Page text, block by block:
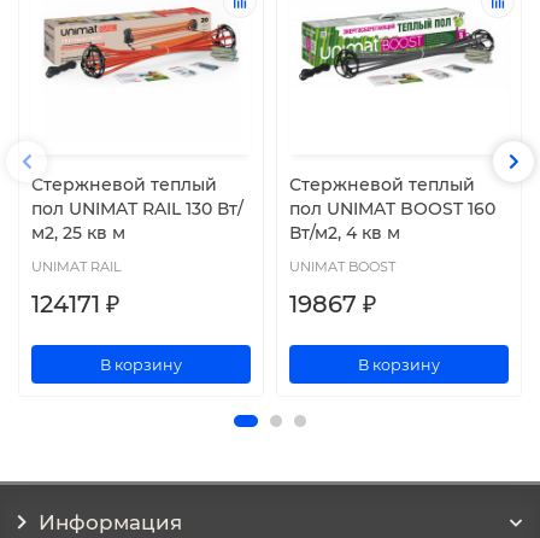
Стержневой теплый
пол UNIMAT RAIL 130 Вт/
м2, 25 кв м
UNIMAT RAIL
124171 ₽
В корзину
Стержневой теплый
пол UNIMAT BOOST 160
Вт/м2, 4 кв м
UNIMAT BOOST
19867 ₽
В корзину
Информация